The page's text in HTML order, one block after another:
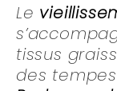
Le
tissus
des